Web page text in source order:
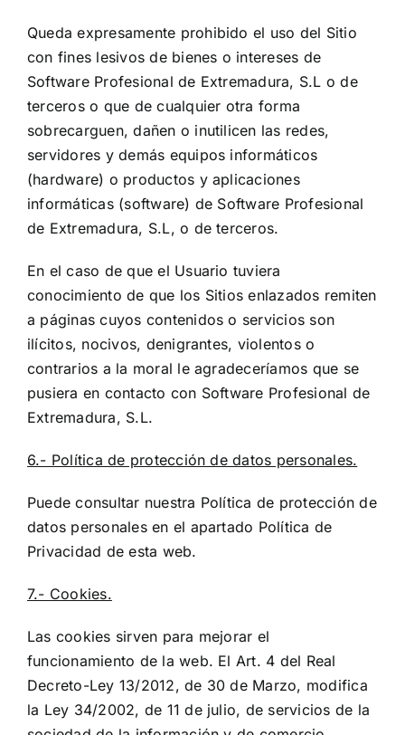
Queda expresamente prohibido el uso del Sitio
con fines lesivos de bienes o intereses de
Software Profesional de Extremadura, S.L o de
terceros o que de cualquier otra forma
sobrecarguen, dañen o inutilicen las redes,
servidores y demás equipos informáticos
(hardware) o productos y aplicaciones
informáticas (software) de Software Profesional
de Extremadura, S.L, o de terceros.
En el caso de que el Usuario tuviera
conocimiento de que los Sitios enlazados remiten
a páginas cuyos contenidos o servicios son
ilícitos, nocivos, denigrantes, violentos o
contrarios a la moral le agradeceríamos que se
pusiera en contacto con Software Profesional de
Extremadura, S.L.
6.- Política de protección de datos personales.
Puede consultar nuestra Política de protección de
datos personales en el apartado Política de
Privacidad de esta web.
7.- Cookies.
Las cookies sirven para mejorar el
funcionamiento de la web. El Art. 4 del Real
Decreto-Ley 13/2012, de 30 de Marzo, modifica
la Ley 34/2002, de 11 de julio, de servicios de la